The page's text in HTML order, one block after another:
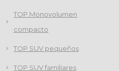
TOP Monovolumen
compacto
TOP SUV pequeños
TOP SUV familiares